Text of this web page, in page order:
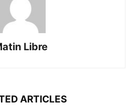
Libre
ARTICLES